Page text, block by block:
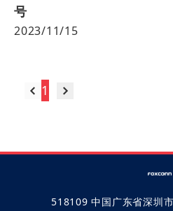
号
2023/11/15
1
518109 中国广东省深圳